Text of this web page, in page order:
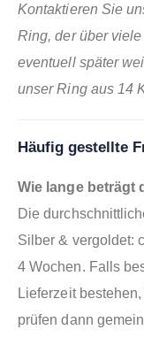
Kontaktieren Sie
Ring, der über
eventuell später
unser Ring aus 14
Häufig gestellte
Wie lange beträgt
Die
Silber & vergoldet:
4 Wochen. Falls
Lieferzeit
prüfen dann